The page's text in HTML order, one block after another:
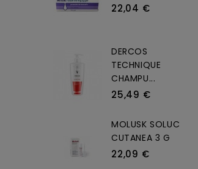
22,04 €
DERCOS
TECHNIQUE
CHAMPU...
25,49 €
MOLUSK SOLUC
CUTANEA 3 G
22,09 €